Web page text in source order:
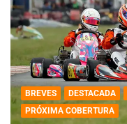
BREVES DESTACADA
PRÓXIMA COBERTURA